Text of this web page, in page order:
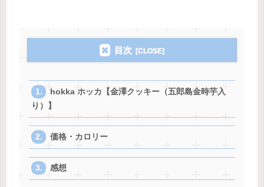
目次
hokka ホッカ【金澤クッキー（五郎島金時芋入
り）】
価格・カロリー
感想